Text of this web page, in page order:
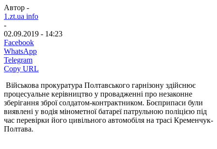
Автор -
1.zt.ua info
-
02.09.2019 - 14:23
Facebook
WhatsApp
Telegram
Copy URL
Військова прокуратура Полтавського гарнізону здійснює
процесуальне керівництво у провадженні про незаконне
зберігання зброї солдатом-контрактником. Боєприпаси були
виявлені у водія мінометної батареї патрульною поліцією під
час перевірки його цивільного автомобіля на трасі Кременчук-
Полтава.